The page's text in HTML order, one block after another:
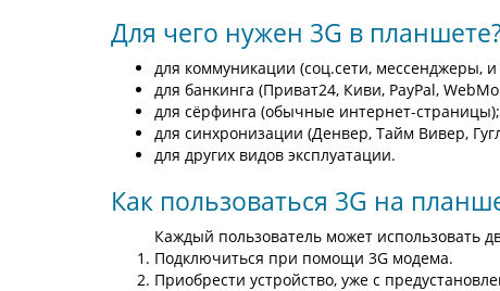
Для чего нужен 3G в
для коммуникации (соц.сети, мессенджеры, и
для банкинга (Приват24, Киви, PayPal,
для сёрфинга (обычные интернет-страницы);
для синхронизации (Денвер, Тайм Вивер,
для других видов эксплуатации.
Как пользоваться 3G на
Каждый пользователь может использовать
Подключиться при помощи 3G модема.
Приобрести устройство, уже с